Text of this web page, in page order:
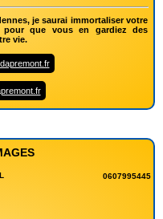
je saurai immortaliser votre
que vous en gardiez des
vie.
0607995445